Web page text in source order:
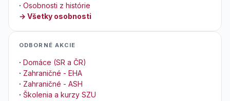
· Osobnosti z histórie
→ Všetky osobnosti
ODBORNÉ AKCIE
· Domáce (SR a ČR)
· Zahraničné - EHA
· Zahraničné - ASH
· Školenia a kurzy SZU